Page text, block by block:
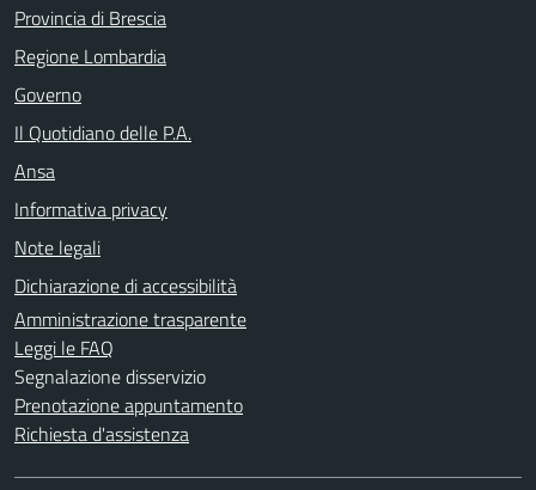
Provincia di Brescia
Regione Lombardia
Governo
Il Quotidiano delle P.A.
Ansa
Informativa privacy
Note legali
Dichiarazione di accessibilità
Amministrazione trasparente
Leggi le FAQ
Segnalazione disservizio
Prenotazione appuntamento
Richiesta d'assistenza